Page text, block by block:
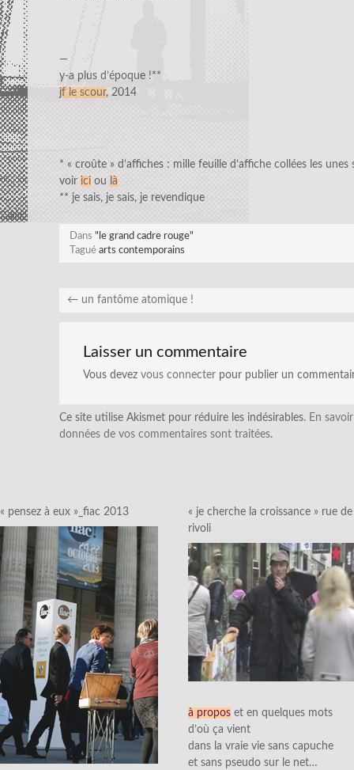
—
y-a plus d’époque !**
jf le scour, 2014
* « croûte » d’affiches : mille feuille d’affiche collées les unes
voir ici ou là
** je sais, je sais, je revendique
Dans "le grand cadre rouge"
Tagué arts contemporains
← un fantôme atomique !
Laisser un commentaire
Vous devez vous connecter pour publier un
Ce site utilise Akismet pour réduire les indésirables. En
données de vos commentaires sont traitées.
« pensez à eux »_fiac 2013
« je cherche la croissance » rue de
rivoli
à propos et en quelques mots
d’où ça vient
dans la vraie vie sans capuche
et sans pseudo sur le net…